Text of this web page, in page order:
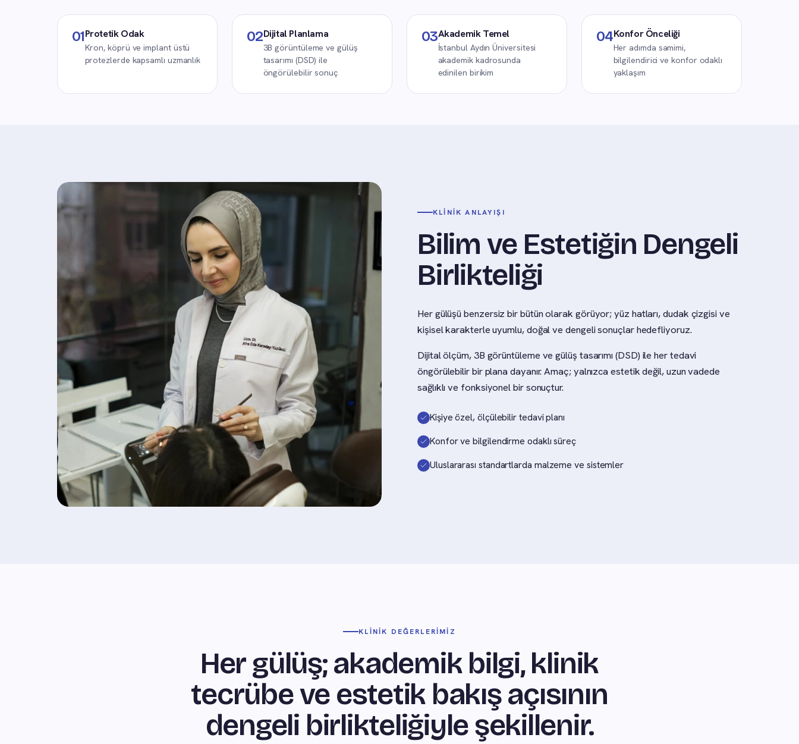
01Protetik Odak
Kron, köprü ve implant üstü
protezlerde kapsamlı uzmanlık
02Dijital Planlama
3B görüntüleme ve gülüş
tasarımı (DSD) ile
öngörülebilir sonuç
03Akademik Temel
İstanbul Aydın Üniversitesi
akademik kadrosunda
edinilen birikim
04Konfor Önceliği
Her adımda samimi,
bilgilendirici ve konfor odaklı
yaklaşım
KLINIK ANLAYIŞI
Bilim ve Estetiğin Dengeli
Birlikteliği
Her gülüşü benzersiz bir bütün olarak görüyor; yüz hatları, dudak çizgisi ve
kişisel karakterle uyumlu, doğal ve dengeli sonuçlar hedefliyoruz.
Dijital ölçüm, 3B görüntüleme ve gülüş tasarımı (DSD) ile her tedavi
öngörülebilir bir plana dayanır. Amaç; yalnızca estetik değil, uzun vadede
sağlıklı ve fonksiyonel bir sonuçtur.
Kişiye özel, ölçülebilir tedavi planı
Konfor ve bilgilendirme odaklı süreç
Uluslararası standartlarda malzeme ve sistemler
KLINIK DEĞERLERIMIZ
Her gülüş; akademik bilgi, klinik
tecrübe ve estetik bakış açısının
dengeli birlikteliğiyle şekillenir.